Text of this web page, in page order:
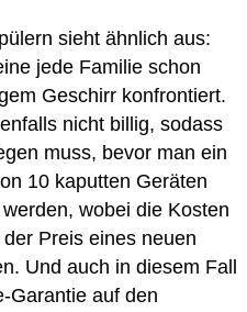
sieht ähnlich aus:
jede Familie schon
Geschirr konfrontiert.
nicht billig, sodass
muss, bevor man ein
10 kaputten Geräten
wobei die Kosten
Preis eines neuen
Und auch in diesem Fall
Garantie auf den